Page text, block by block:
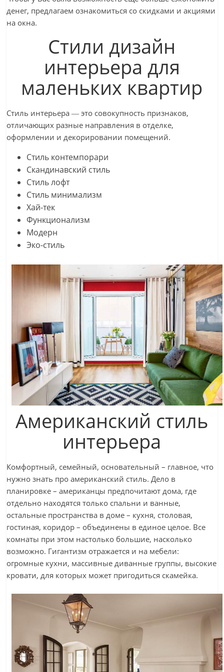
денег, предлагаем ознакомиться со скидками и акциями
на окна.
Cтили дизайн
интерьера для
маленьких квартир
Стиль интерьера ― это совокупность признаков,
отличающих разные направления в отделке,
оформлении и декорировании помещений.
Стиль контемпорари
Скандинавский стиль
Стиль лофт
Стиль минимализм
Хай-тек
Функционализм
Модерн
Эко-стиль
Американский стиль
интерьера
Комфортный, семейный, основательный – главное, что
нужно знать про американский стиль. Дело в
планировке – американцы предпочитают дома, где
отдельно находятся только спальни и ванные,
остальные пространства в доме – кухня, столовая,
гостиная, коридор – объединены в единое целое. Все
комнаты при этом настолько большие, насколько
возможно. Гигантизм отражается и на мебели:
огромные кухни, массивные диванные группы, высокие
кровати, для которых может пригодиться скамейка.